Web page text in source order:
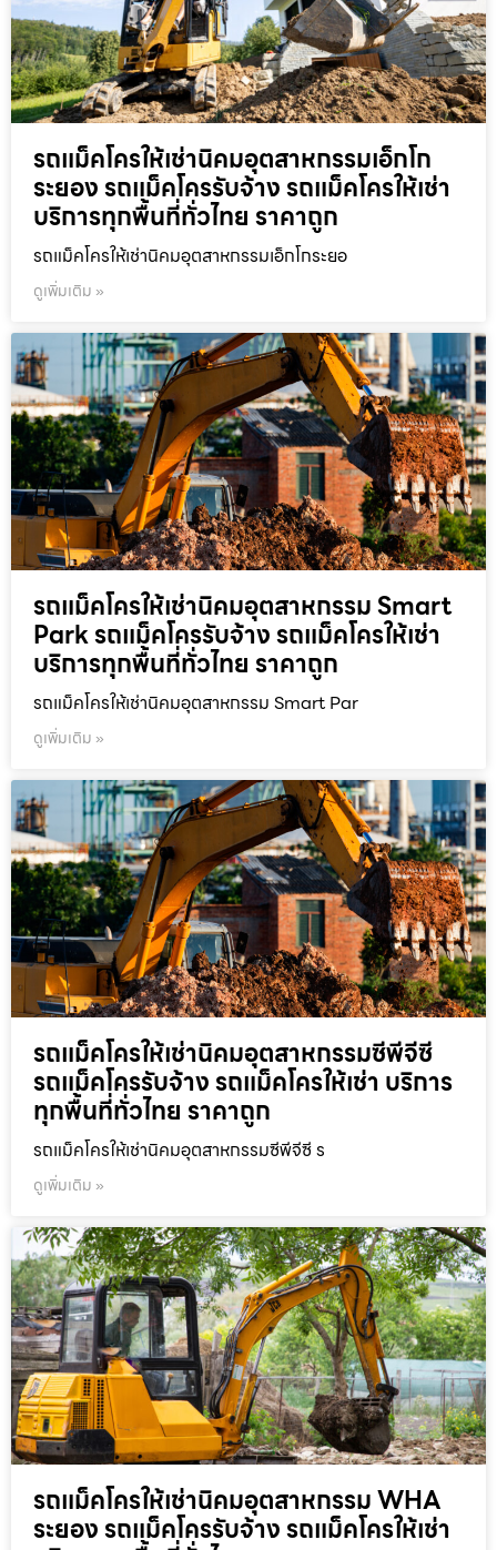
รถแม็คโครให้เช่านิคมอุตสาหกรรมเอ็กโก
ระยอง รถแม็คโครรับจ้าง รถแม็คโครให้เช่า
บริการทุกพื้นที่ทั่วไทย ราคาถูก
รถแม็คโครให้เช่านิคมอุตสาหกรรมเอ็กโกระยอ
ดูเพิ่มเติม »
รถแม็คโครให้เช่านิคมอุตสาหกรรม Smart
Park รถแม็คโครรับจ้าง รถแม็คโครให้เช่า
บริการทุกพื้นที่ทั่วไทย ราคาถูก
รถแม็คโครให้เช่านิคมอุตสาหกรรม Smart Par
ดูเพิ่มเติม »
รถแม็คโครให้เช่านิคมอุตสาหกรรมซีพีจีซี
รถแม็คโครรับจ้าง รถแม็คโครให้เช่า บริการ
ทุกพื้นที่ทั่วไทย ราคาถูก
รถแม็คโครให้เช่านิคมอุตสาหกรรมซีพีจีซี ร
ดูเพิ่มเติม »
รถแม็คโครให้เช่านิคมอุตสาหกรรม WHA
ระยอง รถแม็คโครรับจ้าง รถแม็คโครให้เช่า